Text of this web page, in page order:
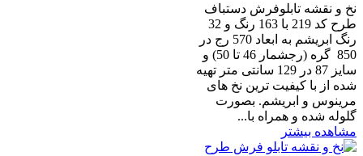
نخ و نقشه تابلوفرش دستباف
طرح کد 219 با 163 رنگ و 32
رنگ ابریشم به ابعاد 570 رج در
850 گره (رجشمار 46 تا 50) و
سایز 87 در 129 سانتی متر تهیه
شده از با کیفیت ترین نخ های
مرینوس و ابریشم. بصورت
گلوله شده و همراه با...
مشاهده بیشتر